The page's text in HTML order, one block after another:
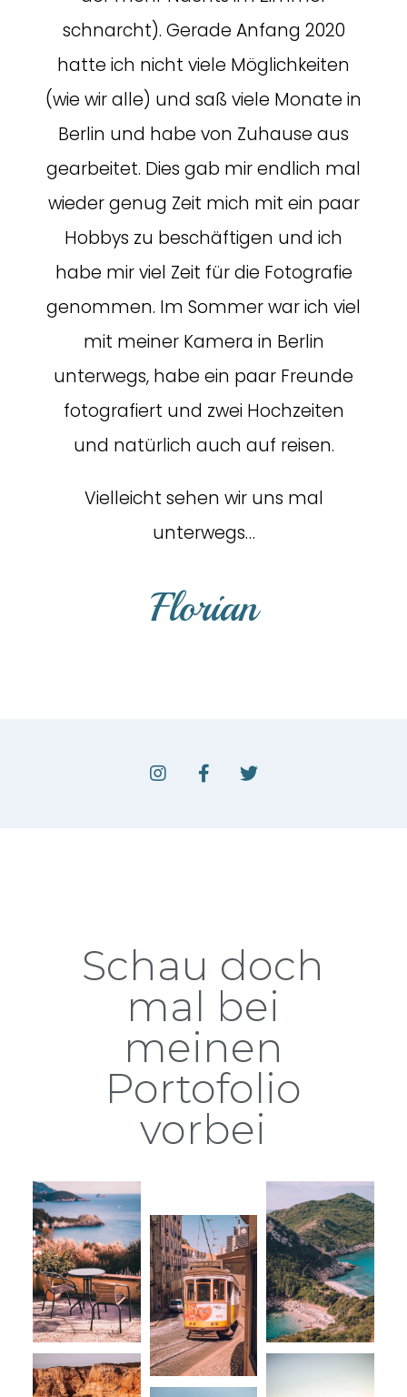
schnarcht). Gerade Anfang 2020
hatte ich nicht viele Möglichkeiten
(wie wir alle) und saß viele Monate in
Berlin und habe von Zuhause aus
gearbeitet. Dies gab mir endlich mal
wieder genug Zeit mich mit ein paar
Hobbys zu beschäftigen und ich
habe mir viel Zeit für die Fotografie
genommen. Im Sommer war ich viel
mit meiner Kamera in Berlin
unterwegs, habe ein paar Freunde
fotografiert und zwei Hochzeiten
und natürlich auch auf reisen.
Vielleicht sehen wir uns mal
unterwegs…
Florian
Schau doch
mal bei
meinen
Portofolio
vorbei